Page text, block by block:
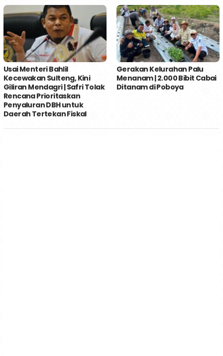
Usai Menteri Bahlil
Kecewakan Sulteng, Kini
Giliran Mendagri | Safri Tolak
Rencana Prioritaskan
Penyaluran DBH untuk
Daerah Tertekan Fiskal
Gerakan Kelurahan Palu
Menanam | 2.000 Bibit Cabai
Ditanam di Poboya